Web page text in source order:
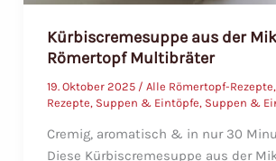
Kürbiscremesuppe aus der
Römertopf Multibräter
19. Oktober 2025 / Alle Römertopf-Rezepte,
Rezepte, Suppen & Eintöpfe, Suppen &
Cremig, aromatisch & in nur 30
Diese Kürbiscremesuppe aus der